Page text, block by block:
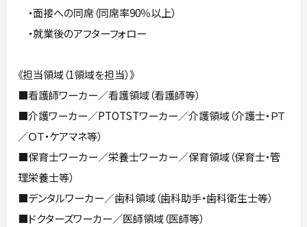
・面接への同席（同席率90％以上）
・就業後のアフターフォロー
《担当領域（1領域を担当）》
■看護師ワーカー／看護領域（看護師等）
■介護ワーカー／PTOTSTワーカー／介護領域（介護士・ＰＴ
／ＯＴ・ケアマネ等）
■保育士ワーカー／栄養士ワーカー／保育領域（保育士・管
理栄養士等）
■デンタルワーカー／歯科領域（歯科助手・歯科衛生士等）
■ドクターズワーカー／医師領域（医師等）